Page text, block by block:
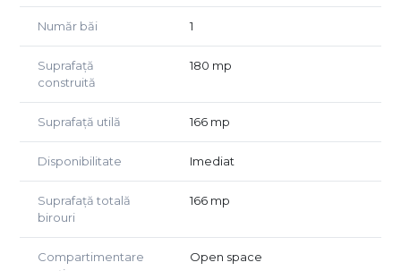
Total estimativ: 2150 € + TVA/lună
Pentru detali si vizionari exclusiv
Număr băi 1
Suprafață
construită
180 mp
Suprafață utilă 166 mp
Disponibilitate Imediat
Suprafață totală
birouri
166 mp
Compartimentare
Open space